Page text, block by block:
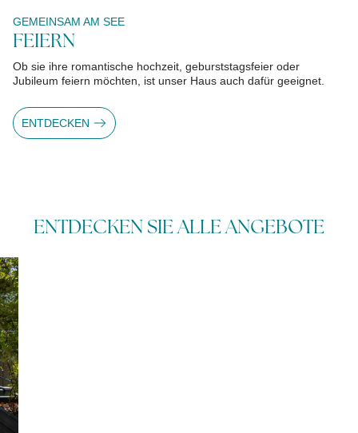
FEIERN
GEMEINSAM AM SEE
Ob sie ihre romantische hochzeit, geburststagsfeier oder
Jubileum feiern möchten, ist unser Haus auch dafür geeignet.
ENTDECKEN
ENTDECKEN SIE ALLE ANGEBOTE